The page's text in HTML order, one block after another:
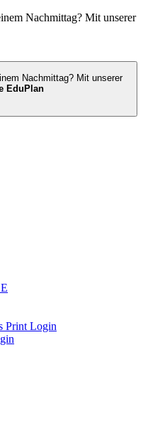
Nachmittag? Mit unserer
Nachmittag? Mit unserer
EduPlan
Print Login